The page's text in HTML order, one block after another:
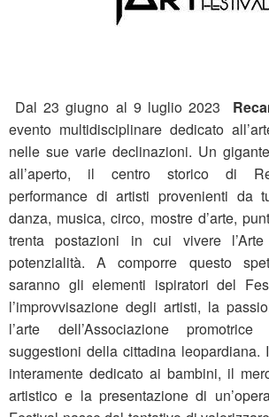
Dal 23 giugno al 9 luglio 2023
evento multidisciplinare dedicato
nelle sue varie declinazioni. Un
all’aperto, il centro storico di
performance di artisti provenienti da
danza, musica, circo, mostre d’arte,
trenta postazioni in cui vivere
potenzialità. A comporre questo
saranno gli elementi ispiratori del
l’improvvisazione degli artisti, la
l’arte dell’Associazione
suggestioni della cittadina leopardiana.
interamente dedicato ai bambini, il
artistico e la presentazione di